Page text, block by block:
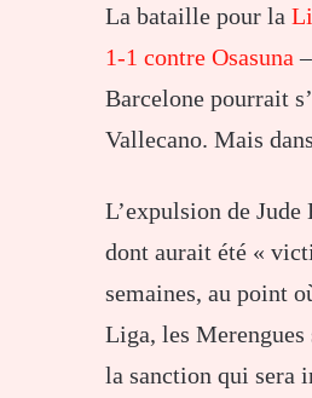
La bataille pour la
1-1 contre Osasuna
Barcelone pourrait
Vallecano. Mais
L’expulsion de
dont aurait été «
semaines, au point
Liga, les
la sanction qui sera